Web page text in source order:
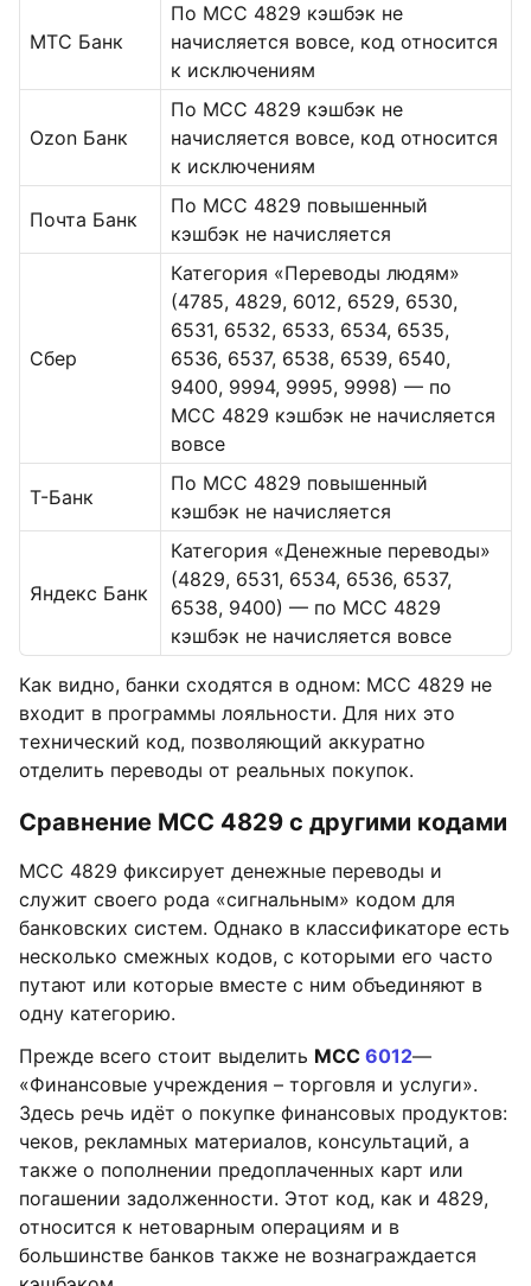
МТС Банк
По MCC 4829 кэшбэк не
начисляется вовсе, код относится
к исключениям
Ozon Банк
По MCC 4829 кэшбэк не
начисляется вовсе, код относится
к исключениям
Почта Банк
По MCC 4829 повышенный
кэшбэк не начисляется
Сбер
Категория «Переводы людям»
(4785, 4829, 6012, 6529, 6530,
6531, 6532, 6533, 6534, 6535,
6536, 6537, 6538, 6539, 6540,
9400, 9994, 9995, 9998) — по
MCC 4829 кэшбэк не начисляется
вовсе
Т-Банк
По MCC 4829 повышенный
кэшбэк не начисляется
Яндекс Банк
Категория «Денежные переводы»
(4829, 6531, 6534, 6536, 6537,
6538, 9400) — по MCC 4829
кэшбэк не начисляется вовсе
Как видно, банки сходятся в одном: MCC 4829 не
входит в программы лояльности. Для них это
технический код, позволяющий аккуратно
отделить переводы от реальных покупок.
Сравнение MCC 4829 с другими кодами
MCC 4829 фиксирует денежные переводы и
служит своего рода «сигнальным» кодом для
банковских систем. Однако в классификаторе есть
несколько смежных кодов, с которыми его часто
путают или которые вместе с ним объединяют в
одну категорию.
Прежде всего стоит выделить MCC 6012—
«Финансовые учреждения – торговля и услуги».
Здесь речь идёт о покупке финансовых продуктов:
чеков, рекламных материалов, консультаций, а
также о пополнении предоплаченных карт или
погашении задолженности. Этот код, как и 4829,
относится к нетоварным операциям и в
большинстве банков также не вознаграждается